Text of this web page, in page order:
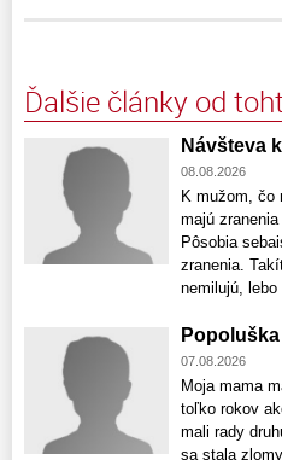
Ďalšie články od
Návšteva
08.08.2026
K mužom, čo
majú
Pôsobia
zranenia.
nemilujú,
07.08.2026
Moja mama
toľko rokov
mali rady
sa stala